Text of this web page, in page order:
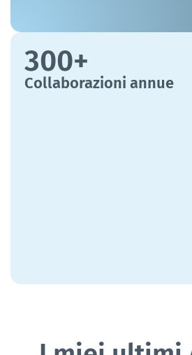
300+
Collaborazioni annue